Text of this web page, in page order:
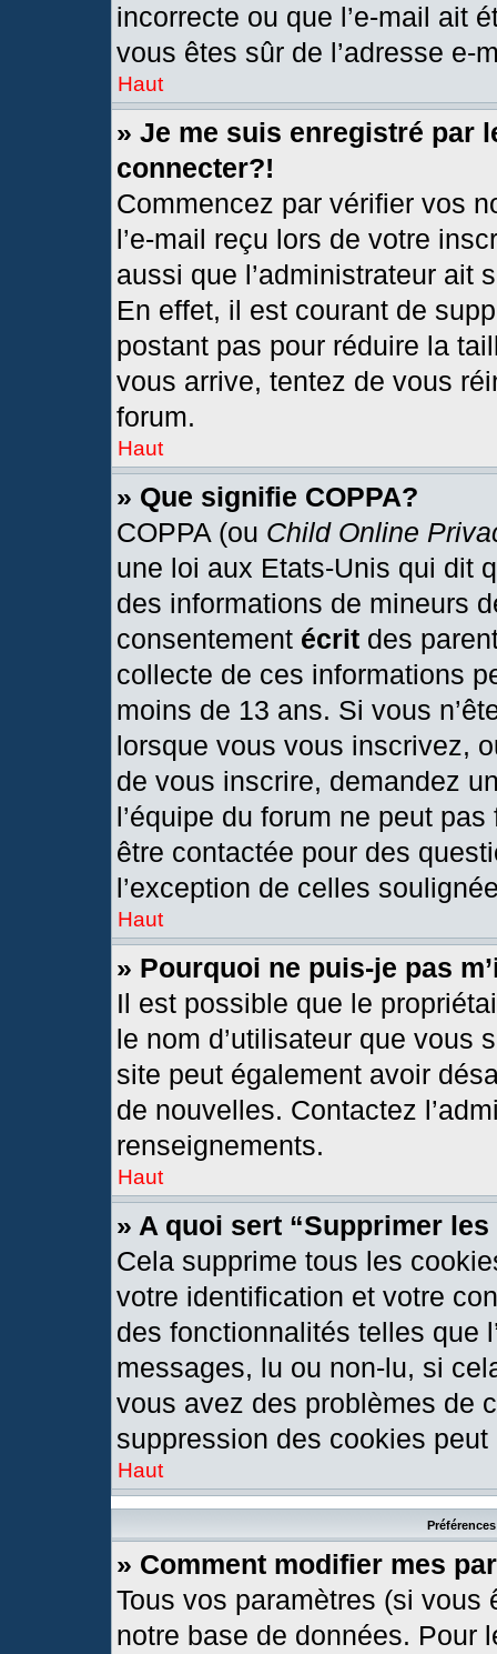
incorrecte ou que l’e-mail ait
vous êtes sûr de l’adresse e-
Haut
» Je me suis enregistré par
connecter?!
Commencez par vérifier vos
l’e-mail reçu lors de votre
aussi que l’administrateur ait
En effet, il est courant de
postant pas pour réduire la
vous arrive, tentez de vous
forum.
Haut
» Que signifie COPPA?
COPPA (ou Child Online
une loi aux Etats-Unis qui dit
des informations de mineurs
consentement écrit des
collecte de ces informations
moins de 13 ans. Si vous
lorsque vous vous inscrivez,
de vous inscrire, demandez
l’équipe du forum ne peut
être contactée pour des
l’exception de celles
Haut
» Pourquoi ne puis-je pas
Il est possible que le
le nom d’utilisateur que vous
site peut également avoir
de nouvelles. Contactez
renseignements.
Haut
» A quoi sert “Supprimer
Cela supprime tous les
votre identification et votre
des fonctionnalités telles que
messages, lu ou non-lu, si
vous avez des problèmes de
suppression des cookies peut
Haut
» Comment modifier mes
Tous vos paramètres (si
notre base de données. Pour